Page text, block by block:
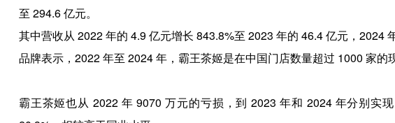
至 294.6 亿元。
其中营收从 2022 年的 4.9 亿元增长 843.8%至 2023 年的 46.4 亿元，2024
品牌表示，2022 年至 2024 年，霸王茶姬是在中国门店数量超过 1000 家的
霸王茶姬也从 2022 年 9070 万元的亏损，到 2023 年和 2024 年分别实